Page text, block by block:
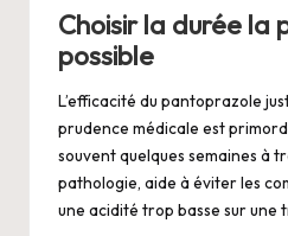
Choisir la durée la
possible
L’efficacité du pantoprazole
prudence médicale est
souvent quelques semaines à
pathologie, aide à éviter les
une acidité trop basse sur une